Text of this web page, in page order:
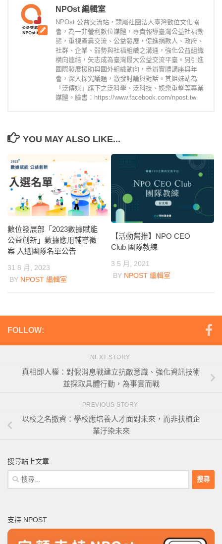
NPOst 編輯室
NPOst 公益交流站，隸屬社團法人臺灣數位文化協
會，為一非營利數位媒體，專責報導臺灣公益社福動
態，重視產業交流、公益發展，促進捐款人、政府、
社群、企業、弱勢與社福組織之溝通，強化公益組織
橫向連結，矢志成為臺灣最大公益交流平臺。另引進
國際發展援助與國外組織動向，舉辦實體講座與年
會，深入探究議題，激發討論與對話。其姐妹站為
「泛傳媒」旗下之泛科學、泛科技、娛樂重擊等專業
媒體。臉書：https://www.facebook.com/npost.tw
YOU MAY ALSO LIKE...
數位發展部「2023數據賦能
公益創新」數據應用輔導徵
案 入選團隊名單公告
31 8 月, 2023
BY NPOST 編輯室
【活動幫推】NPO CEO
Club 團隊教練
3 5 月, 2021
BY NPOST 編輯室
FOLLOW:
NEXT STORY
真相即人權：對假消息戰建立抗敵意識、強化資訊技術
並採取具體行動，為事實而戰
PREVIOUS STORY
以校之名撤資：學校應培養人才面對未來，而非扶植企
業汙染未來
搜尋站上文章
搜
尋
字:
支持 NPOST